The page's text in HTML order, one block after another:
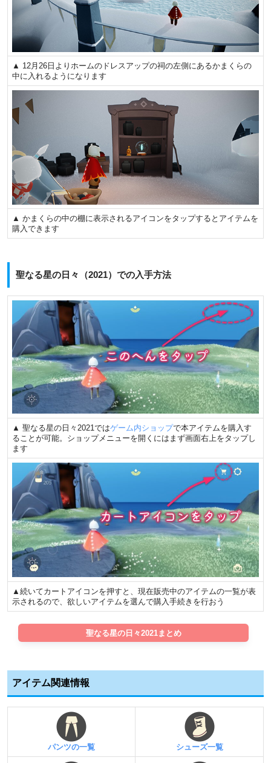
▲ 12月26日よりホームのドレスアップの祠の左側にあるかまくらの
中に入れるようになります
▲ かまくらの中の棚に表示されるアイコンをタップするとアイテムを
購入できます
聖なる星の日々（2021）での入手方法
▲ 聖なる星の日々2021ではゲーム内ショップで本アイテムを購入す
ることが可能。ショップメニューを開くにはまず画面右上をタップし
ます
▲続いてカートアイコンを押すと、現在販売中のアイテムの一覧が表
示されるので、欲しいアイテムを選んで購入手続きを行おう
聖なる星の日々2021まとめ
アイテム関連情報
パンツの一覧 シューズ一覧